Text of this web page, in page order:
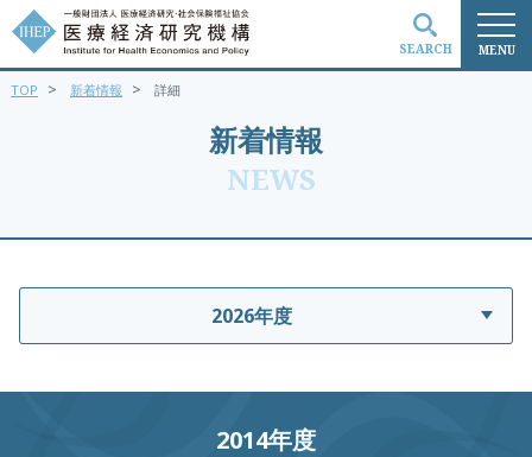
MENU
SEARCH
新着情報
NEWS
TOP > 新着情報 > 詳細
2026年度
2014年度